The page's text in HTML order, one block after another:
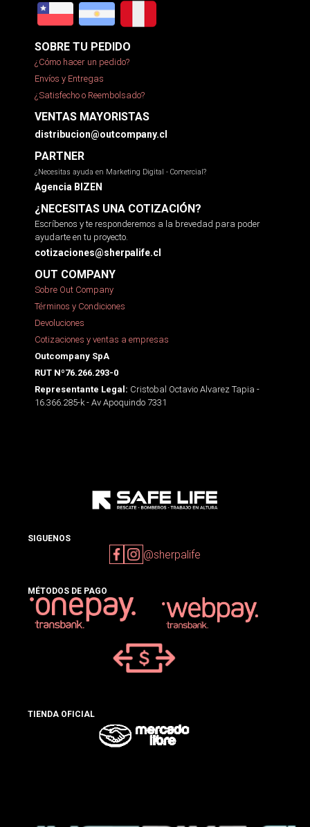
SOBRE TU PEDIDO
¿Cómo hacer un pedido?
Envíos y Entregas
¿Satisfecho o Reembolsado?
VENTAS MAYORISTAS
distribucion@outcompany.cl
PARTNER
¿Necesitas ayuda en Marketing Digital - Comercial?
Agencia BIZEN
¿NECESITAS UNA COTIZACIÓN?
Escríbenos y te responderemos a la brevedad para poder
ayudarte en tu proyecto.
cotizaciones@sherpalife.cl
OUT COMPANY
Sobre Out Company
Términos y Condiciones
Devoluciones
Cotizaciones y ventas a empresas
Outcompany SpA
RUT Nº76.266.293-0
Representante Legal: Cristobal Octavio Alvarez Tapia -
16.366.285-k - Av Apoquindo 7331
SIGUENOS
@sherpalife
MÉTODOS DE PAGO
TIENDA OFICIAL